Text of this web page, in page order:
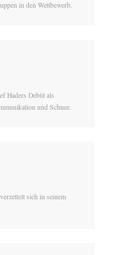
in den Wettbewerb.
Haders Debüt als
und Schnee.
sich in seinem